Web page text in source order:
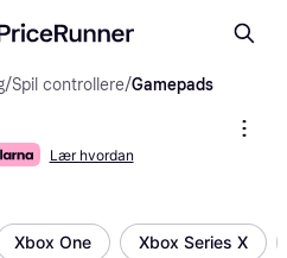
/Spil controllere/Gamepads
Lær hvordan
Xbox One Xbox Series X